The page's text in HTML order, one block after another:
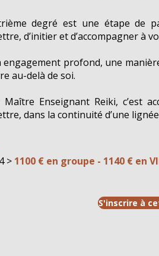
degré est une étape de
d’initier et d’accompagner à
engagement profond, une
au-delà de soi.
Maître Enseignant Reiki, c’est
dans la continuité d’une
> 1100 € en groupe - 1140 € en
S'inscrire à